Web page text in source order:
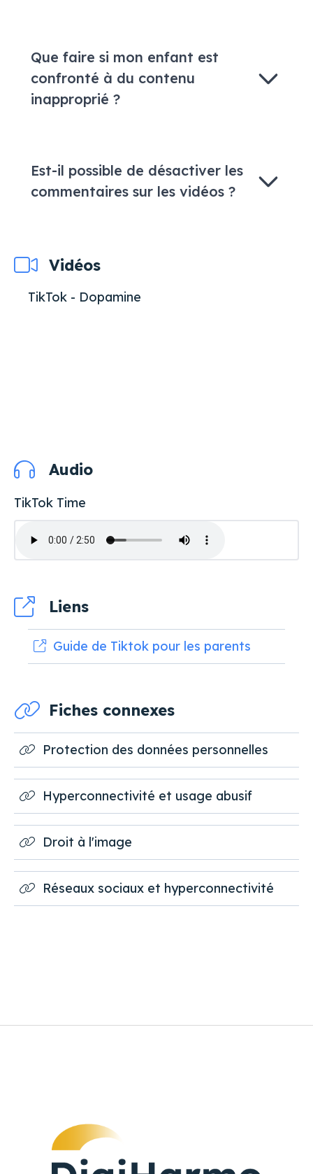
Que faire si mon enfant est
confronté à du contenu
inapproprié ?
Est-il possible de désactiver les
commentaires sur les vidéos ?
Vidéos
TikTok - Dopamine
Audio
TikTok Time
Liens
Guide de Tiktok pour les parents
Fiches connexes
Protection des données personnelles
Hyperconnectivité et usage abusif
Droit à l'image
Réseaux sociaux et hyperconnectivité